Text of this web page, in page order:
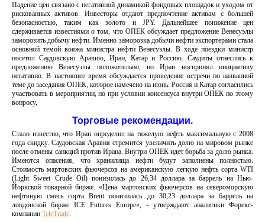
Падение цен связано с негативной динамикой фондовых площадок и уходом от
рискованных активов. Инвесторы отдают предпочтение активам с большей
безопасностью, таким как золото и JPY. Дальнейшее понижение цен
сдерживается известиями о том, что ОПЕК обсуждает предложение Венесуэлы
заморозить добычу нефти. Именно заморозка добычи нефти экспортерами стала
основной темой вояжа министра нефти Венесуэлы. В ходе поездки министр
посетил Саудовскую Аравию, Иран, Катар и Россию. Саудиты отнеслись к
предложению Венесуэлы положительно, но Иран воспринял инициативу
негативно. В настоящее время обсуждается проведение встречи по названной
теме до заседания ОПЕК, которое намечено на июнь. Россия и Катар согласились
участвовать в мероприятии, но при условии консенсуса внутри ОПЕК по этому
вопросу,
Торговые рекомендации.
Стало известно, что Иран определил на тяжелую нефть максимальную с 2008
года скидку. Саудовская Аравия стремится увеличить долю на мировом рынке
после отмены санкций против Ирана. Внутри ОПЕК идет борьба за долю рынка.
Имеются опасения, что хранилища нефти будут заполнены полностью.
Стоимость мартовских фьючерсов на американскую легкую нефть сорта WTI
(Light Sweet Crude Oil) понизилась до 26,34 доллара за баррель на Нью-
Йоркской товарной бирже. «Цена мартовских фьючерсов на североморскую
нефтяную смесь сорта Brent понизилась до 30,23 доллара за баррель на
лондонской бирже ICE Futures Europe», - утверждают аналитики Форекс-
компании TeleTrade.